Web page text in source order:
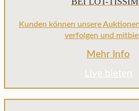
Kunden können unsere
verfolgen und
Mehr Info
Live bieten